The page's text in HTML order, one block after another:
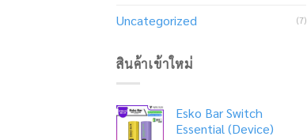
Uncategorized (7)
สินค้าเข้าใหม่
Esko Bar Switch
Essential (Device)